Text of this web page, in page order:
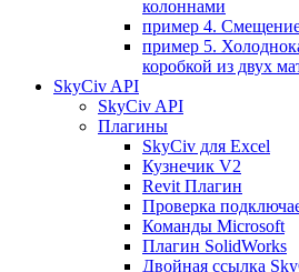
колоннами
пример 4.
пример 5.
коробкой из двух
SkyCiv API
SkyCiv API
Плагины
SkyCiv для Excel
Кузнечик V2
Revit Плагин
Проверка
Команды Microsoft
Плагин SolidWorks
Двойная ссылка